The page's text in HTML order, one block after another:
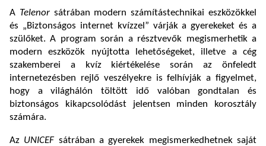
A Telenor sátrában modern számítástechnikai eszközökkel
és „Biztonságos internet kvízzel” várják a gyerekeket és a
szülőket. A program során a résztvevők megismerhetik a
modern eszközök nyújtotta lehetőségeket, illetve a cég
szakemberei a kvíz kiértékelése során az önfeledt
internetezésben rejlő veszélyekre is felhívják a figyelmet,
hogy a világhálón töltött idő valóban gondtalan és
biztonságos kikapcsolódást jelentsen minden korosztály
számára.
Az UNICEFsátrában a gyerekek megismerkedhetnek saját